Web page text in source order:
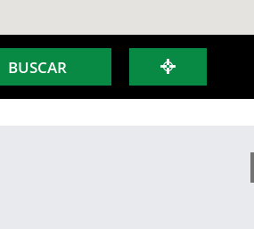
BUSCAR